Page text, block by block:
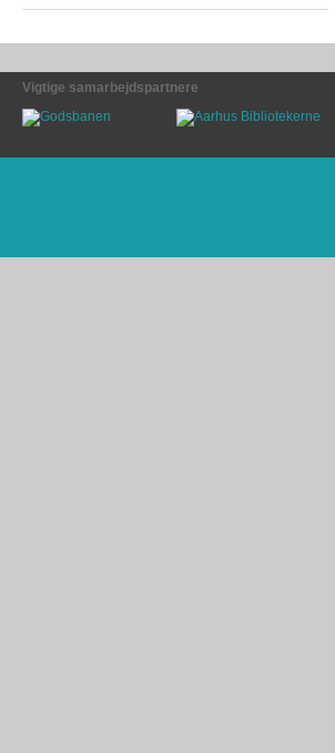
Vigtige samarbejdspartnere